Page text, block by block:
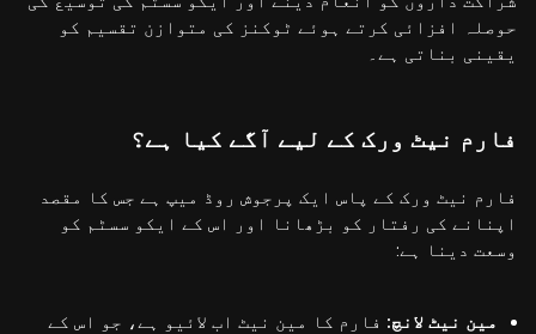
حوصلہ افزائی کرتے ہوئے ٹوکنز کی متوازن تقسیم کو
یقینی بناتی ہے۔
فارم نیٹ ورک کے لیے آگے کیا ہے؟
فارم نیٹ ورک کے پاس ایک پرجوش روڈ میپ ہے جس کا مقصد
اپنانے کی رفتار کو بڑھانا اور اس کے ایکو سسٹم کو
وسعت دینا ہے:
مین نیٹ لانچ: فارم کا مین نیٹ اب لائیو ہے، جو اس کے